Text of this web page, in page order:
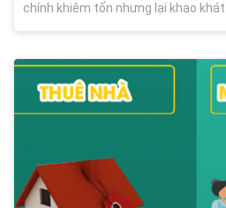
chính khiêm tốn nhưng lại khao
75% căn hộ giá dưới 2 tỷ đồng và
27.860 triệu/m2 để người trẻ dễ
mình.